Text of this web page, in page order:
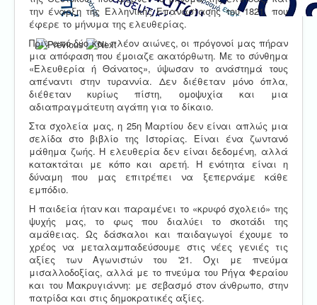
την έναρξη της Ελληνικής Επανάστασης του 1821, που
έφερε το μήνυμα της ελευθερίας.
Πριν από δύο και πλέον αιώνες, οι πρόγονοί μας πήραν
μια απόφαση που έμοιαζε ακατόρθωτη. Με το σύνθημα
«Ελευθερία ή Θάνατος», ύψωσαν το ανάστημά τους
απέναντι στην τυραννία. Δεν διέθεταν μόνο όπλα,
διέθεταν κυρίως πίστη, ομοψυχία και μια
αδιαπραγμάτευτη αγάπη για το δίκαιο.
Στα σχολεία μας, η 25η Μαρτίου δεν είναι απλώς μια
σελίδα στο βιβλίο της Ιστορίας. Είναι ένα ζωντανό
μάθημα ζωής. Η ελευθερία δεν είναι δεδομένη, αλλά
κατακτάται με κόπο και αρετή. Η ενότητα είναι η
δύναμη που μας επιτρέπει να ξεπερνάμε κάθε
εμπόδιο.
Η παιδεία ήταν και παραμένει το «κρυφό σχολειό» της
ψυχής μας, το φως που διαλύει το σκοτάδι της
αμάθειας. Ως δάσκαλοι και παιδαγωγοί έχουμε το
χρέος να μεταλαμπαδεύσουμε στις νέες γενιές τις
αξίες των Αγωνιστών του '21. Όχι με πνεύμα
μισαλλοδοξίας, αλλά με το πνεύμα του Ρήγα Φεραίου
και του Μακρυγιάννη: με σεβασμό στον άνθρωπο, στην
πατρίδα και στις δημοκρατικές αξίες.